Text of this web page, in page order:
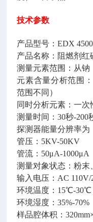
技术参数
产品型号：EDX
产品名称：阻燃剂
测量元素范围：从钠
元素含量分析范围
范围不同）
同时分析元素：一
测量时间：30秒-200
探测器能量分辨率为
管压：5KV-50KV
管流：50μA-1000μA
测量对象状态：粉末
输入电压：AC 110V/
环境温度：15℃-30℃
环境湿度：35%-70%
样品腔体积：